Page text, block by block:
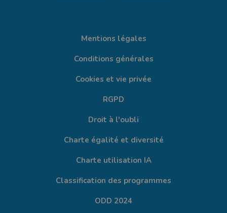
Mentions légales
Conditions générales
Cookies et vie privée
RGPD
Droit à l'oubli
Charte égalité et diversité
Charte utilisation IA
Classification des programmes
ODD 2024